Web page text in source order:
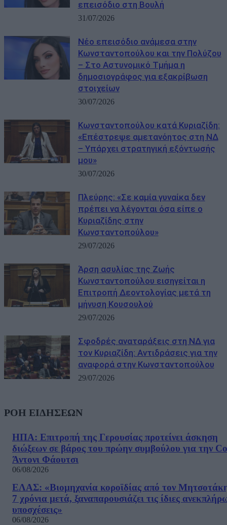
επεισόδιο στη Βουλή
31/07/2026
Νέο επεισόδιο ανάμεσα στην
Κωνσταντοπούλου και την Πολύζου
– Στο Αστυνομικό Τμήμα η
δημοσιογράφος για εξακρίβωση
στοιχείων
30/07/2026
Κωνσταντοπούλου κατά Κυριαζίδη:
«Επέστρεψε αμετανόητος στη ΝΔ
– Υπάρχει στρατηγική εξόντωσής
μου»
30/07/2026
Πλεύρης: «Σε καμία γυναίκα δεν
πρέπει να λέγονται όσα είπε o
Κυριαζίδης στην
Κωνσταντοπούλου»
29/07/2026
Άρση ασυλίας της Ζωής
Κωνσταντοπούλου εισηγείται η
Επιτροπή Δεοντολογίας μετά τη
μήνυση Κουσουλού
29/07/2026
Σφοδρές αναταράξεις στη ΝΔ για
τον Κυριαζίδη: Αντιδράσεις για την
αναφορά στην Κωνσταντοπούλου
29/07/2026
ΡΟΗ ΕΙΔΗΣΕΩΝ
ΗΠΑ: Επιτροπή της Γερουσίας προτείνει άσκηση
διώξεων σε βάρος του πρώην συμβούλου για την
Άντονι Φάουτσι
06/08/2026
ΕΛΑΣ: «Βιομηχανία κοροϊδίας από τον
7 χρόνια μετά, ξαναπαρουσιάζει τις ίδιες
υποσχέσεις»
06/08/2026